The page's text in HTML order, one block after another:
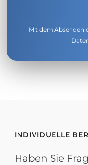
Mit dem Absenden
INDIVIDUELLE
Haben Sie